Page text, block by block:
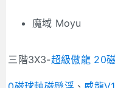
魔域 Moyu
三階3X3-超級傲龍 20